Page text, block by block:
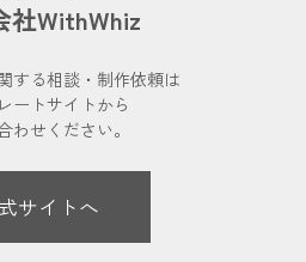
社WithWhiz
する相談・制作依頼は
ートサイトから
わせください。
サイトへ